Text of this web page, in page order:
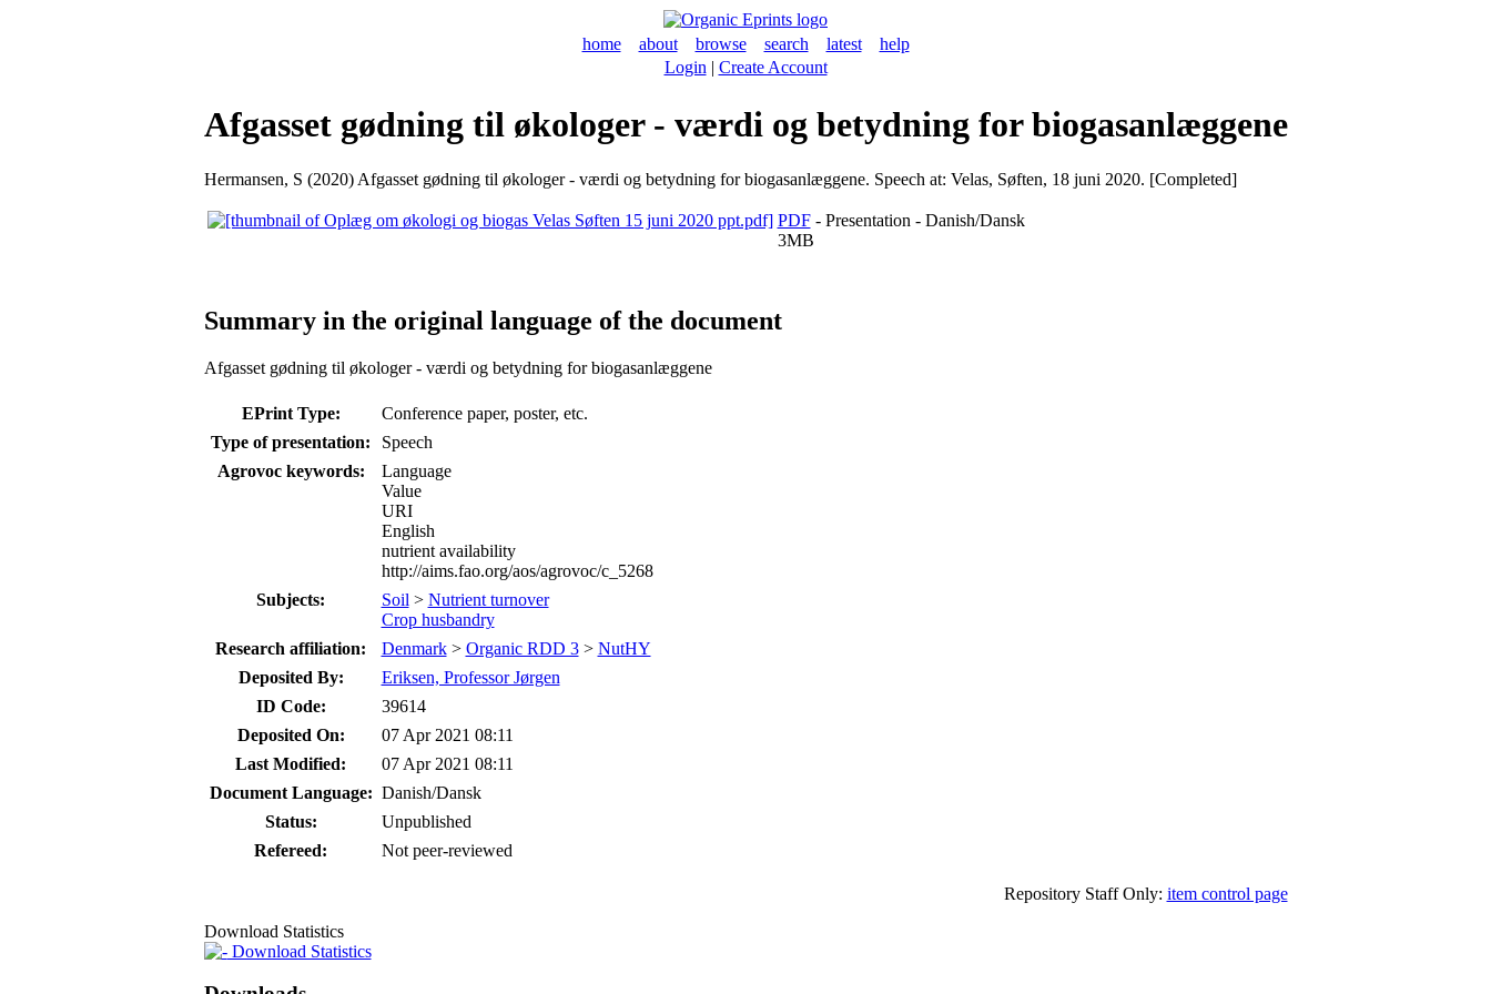
home about browse search latest
help
Login | Create Account
Afgasset gødning til økologer - værdi og betydning for biogasanlæggene
Hermansen, S (2020) Afgasset gødning til økologer - værdi og betydning for biogasanlæggene. Speech at: Velas, Søften, 18 juni 2020. [Completed]
PDF- Presentation - Danish/Dansk
3MB
Summary in the original language of the document
Afgasset gødning til økologer - værdi og betydning for biogasanlæggene
EPrint Type:
Conference paper, poster, etc.
Type of presentation:
Speech
Agrovoc keywords:
Language
Value
URI
English
nutrient availability
http://aims.fao.org/aos/agrovoc/c_5268
Subjects:
Soil > Nutrient turnover
Crop husbandry
Research affiliation:
Denmark> Organic RDD 3> NutHY
Deposited By:
Eriksen, Professor Jørgen
ID Code:
39614
Deposited On:
07 Apr 2021 08:11
Last Modified:
07 Apr 2021 08:11
Document Language: Danish/Dansk
Status:
Unpublished
Refereed:
Not peer-reviewed
Repository Staff Only: item control page
Download Statistics
Download Statistics